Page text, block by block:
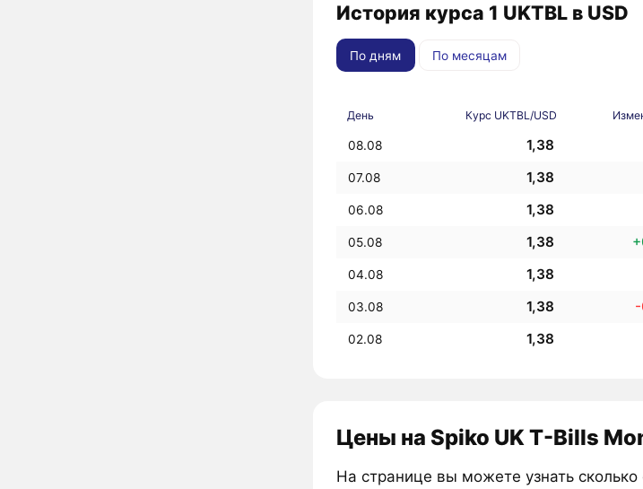
История курса 1 UKTBL в USD
По дням По месяцам
День Курс UKTBL/USD
08.08 1,38
07.08 1,38
06.08 1,38
05.08 1,38
04.08 1,38
03.08 1,38
02.08 1,38
Цены на Spiko UK T-Bills
На странице вы можете узнать